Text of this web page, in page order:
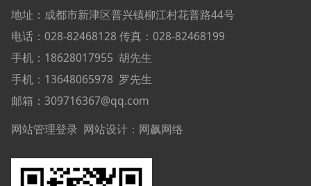
地址：成都市新津区普兴镇柳江村花普路44号
电话：028-82468128 传真：028-82468199
手机：18628017955 胡先生
手机： 13648065978 罗先生
邮箱：309716367@qq.com
网站管理登录 网站设计： 网飙网络